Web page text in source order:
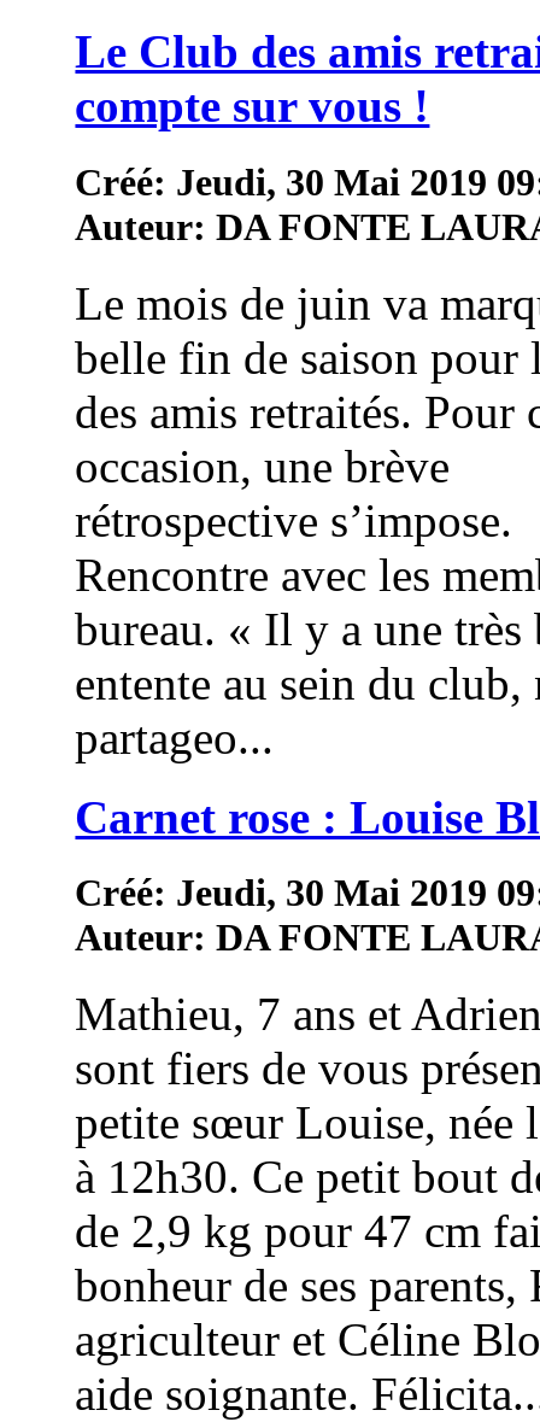
Le Club des amis
compte sur vous !
Créé: Jeudi, 30 Mai 2019
Auteur: DA FONTE
Le mois de juin va
belle fin de saison pour
des amis retraités. Pour
occasion, une brève
rétrospective s’impose.
Rencontre avec les
bureau. « Il y a une très
entente au sein du club,
partageo...
Carnet rose : Louise
Créé: Jeudi, 30 Mai 2019
Auteur: DA FONTE
Mathieu, 7 ans et
sont fiers de vous
petite sœur Louise, née
à 12h30. Ce petit bout
de 2,9 kg pour 47 cm
bonheur de ses parents,
agriculteur et Céline
aide soignante.